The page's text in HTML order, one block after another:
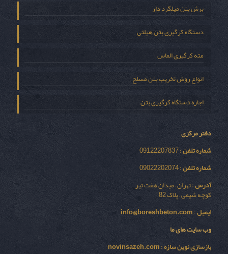
برش بتن میلگرد دار
دستگاه کرگیری بتن هیلتی
مته کرگیری الماس
انواع روش تخریب بتن مسلح
اجاره دستگاه کرگیری بتن
دفتر مرکزی
شماره تلفن: 09122207837
شماره تلفن: 09022202074
آدرس: تهران – میدان هفت تیر
کوچه شیمی – پلاک 82
ایمیل:
info@boreshbeton.com
وب سایت های ما
بازسازی نوين سازه:
novinsazeh.com